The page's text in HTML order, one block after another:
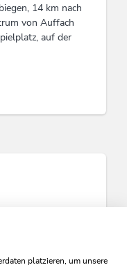
verwenden,
(z.B. intelligente
Durchfluss),
mit
Aktivitäten werden
lokalen
14 km nach
von Auffach
auf der
platzieren, um unsere